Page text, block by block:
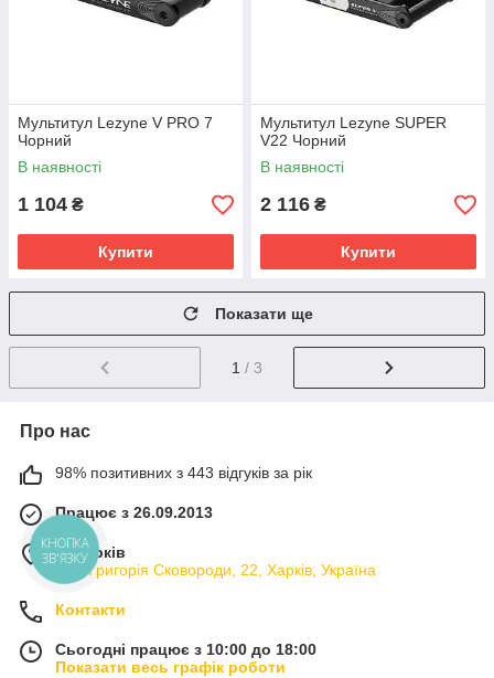
Мультитул Lezyne V PRO 7
Чорний
В наявності
1 104 ₴
Купити
Мультитул Lezyne SUPER
V22 Чорний
В наявності
2 116 ₴
Купити
Показати ще
1 / 3
Про нас
98% позитивних з 443 відгуків за рік
Працює з 26.09.2013
м. Харків
вул. Григорія Сковороди, 22, Харків, Україна
Контакти
Сьогодні працює з 10:00 до 18:00
Показати весь графік роботи
КНОПКА
ЗВ'ЯЗКУ